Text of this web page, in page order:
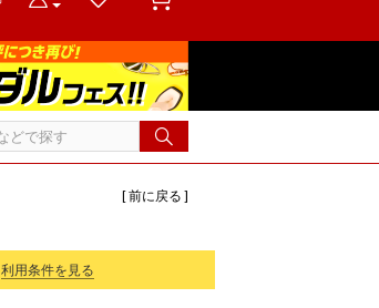
[ 前に戻る ]
利用条件を見る